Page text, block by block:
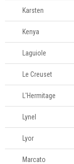
Karsten
Kenya
Laguiole
Le Creuset
L'Hermitage
Lynel
Lyor
Marcato